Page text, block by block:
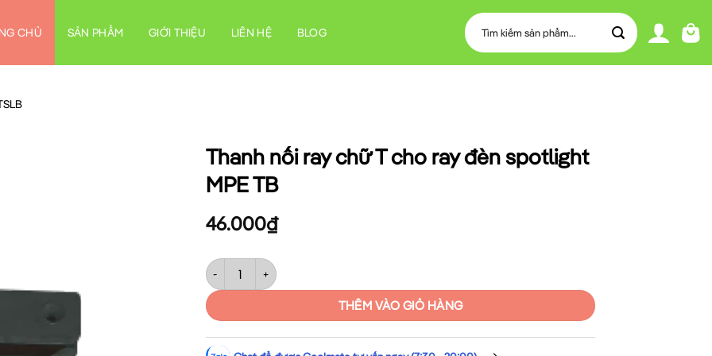
CHỦ SẢN PHẨM GIỚI THIỆU LIÊN HỆ BLOG
Tìm
kiếm:
Thanh nối ray chữ T cho ray đèn spotlight
MPE TB
46.000₫
Thanh nối ray chữ T cho ray đèn spotlight MPE TB số lượng
THÊM VÀO GIỎ HÀNG